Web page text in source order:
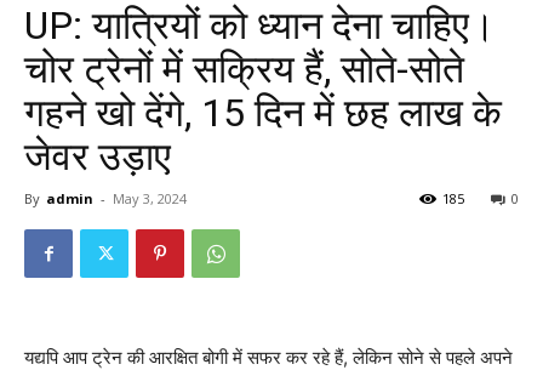
UP: यात्रियों को ध्यान देना चाहिए।
चोर ट्रेनों में सक्रिय हैं, सोते-सोते
गहने खो देंगे, 15 दिन में छह लाख के
जेवर उड़ाए
By admin - May 3, 2024 0
185
यद्यपि आप ट्रेन की आरक्षित बोगी में सफर कर रहे हैं, लेकिन सोने से पहले अपने